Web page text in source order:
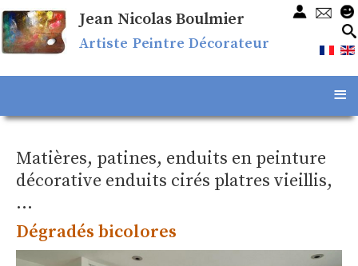
Jean Nicolas Boulmier
Artiste Peintre Décorateur
≡
Matières, patines, enduits en peinture
décorative enduits cirés platres vieillis,
...
Dégradés bicolores